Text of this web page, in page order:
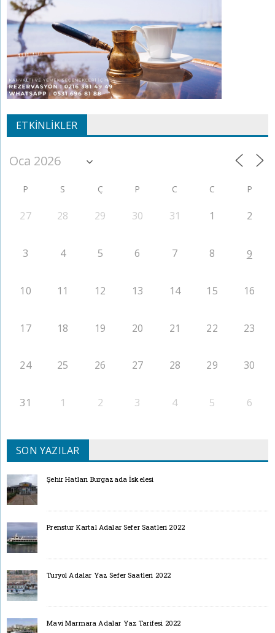
ETKINLIKLER
P S Ç P C C P
27 28 29 30 31 1 2
3 4 5 6 7 8 9
10 11 12 13 14 15 16
17 18 19 20 21 22 23
24 25 26 27 28 29 30
31 1 2 3 4 5 6
SON YAZILAR
Şehir Hatları Burgazada İskelesi
Prenstur Kartal Adalar Sefer Saatleri 2022
Turyol Adalar Yaz Sefer Saatleri 2022
Mavi Marmara Adalar Yaz Tarifesi 2022